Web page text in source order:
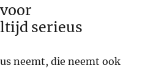
serieus
neemt, die neemt ook